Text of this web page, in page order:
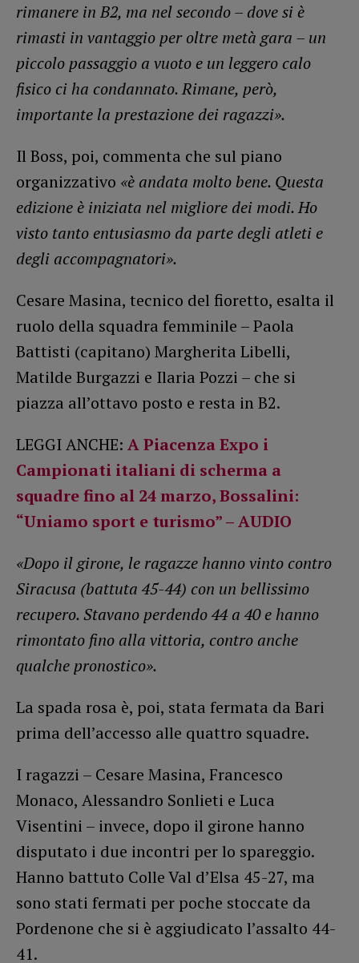
rimanere in B2, ma nel secondo – dove si è
rimasti in vantaggio per oltre metà gara – un
piccolo passaggio a vuoto e un leggero calo
fisico ci ha condannato. Rimane, però,
importante la prestazione dei ragazzi».
Il Boss, poi, commenta che sul piano
organizzativo «è andata molto bene. Questa
edizione è iniziata nel migliore dei modi. Ho
visto tanto entusiasmo da parte degli atleti e
degli accompagnatori».
Cesare Masina, tecnico del fioretto, esalta il
ruolo della squadra femminile – Paola
Battisti (capitano) Margherita Libelli,
Matilde Burgazzi e Ilaria Pozzi – che si
piazza all’ottavo posto e resta in B2.
LEGGI ANCHE: A Piacenza Expo i
Campionati italiani di scherma a
squadre fino al 24 marzo, Bossalini:
“Uniamo sport e turismo” – AUDIO
«Dopo il girone, le ragazze hanno vinto contro
Siracusa (battuta 45-44) con un bellissimo
recupero. Stavano perdendo 44 a 40 e hanno
rimontato fino alla vittoria, contro anche
qualche pronostico».
La spada rosa è, poi, stata fermata da Bari
prima dell’accesso alle quattro squadre.
I ragazzi – Cesare Masina, Francesco
Monaco, Alessandro Sonlieti e Luca
Visentini – invece, dopo il girone hanno
disputato i due incontri per lo spareggio.
Hanno battuto Colle Val d’Elsa 45-27, ma
sono stati fermati per poche stoccate da
Pordenone che si è aggiudicato l’assalto 44-
41.